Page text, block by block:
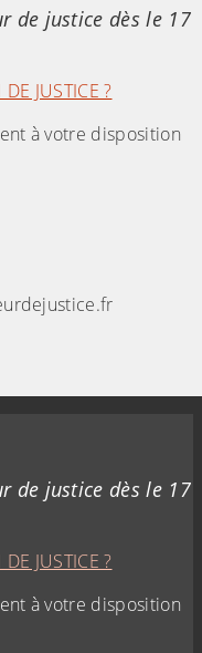
de justice dès le 17
JUSTICE ?
à votre disposition
de justice dès le 17
JUSTICE ?
à votre disposition